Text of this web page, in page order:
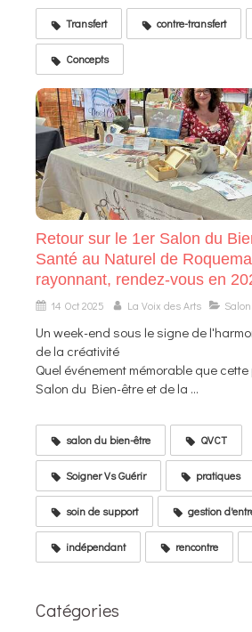
Transfert contre-transfert
Concepts
Retour sur le 1er Salon du
Santé au Naturel de
rayonnant, rendez-vous en
14 Oct 2025 La Voix des Arts
Un week-end sous le signe de
de la créativité
Quel événement mémorable que
Salon du Bien-être et de la ...
salon du bien-être QVCT
Soigner Vs Guérir pratiques
soin de support gestion
indépendant rencontre
Catégories